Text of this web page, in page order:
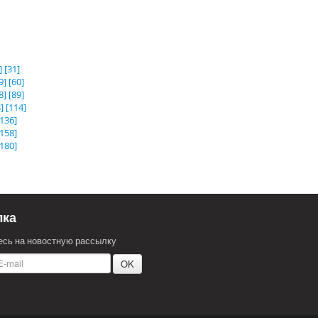
[31]
[60]
[89]
[114]
на новостную рассылку